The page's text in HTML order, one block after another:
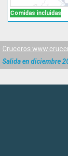
Comidas incluidas
Cruceros
Salida en diciembre